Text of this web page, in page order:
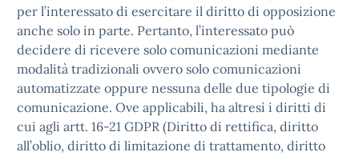
per l’interessato di esercitare il diritto di opposizione
anche solo in parte. Pertanto, l’interessato può
decidere di ricevere solo comunicazioni mediante
modalità tradizionali ovvero solo comunicazioni
automatizzate oppure nessuna delle due tipologie di
comunicazione. Ove applicabili, ha altresì i diritti di
cui agli artt. 16-21 GDPR (Diritto di rettifica, diritto
all’oblio, diritto di limitazione di trattamento, diritto